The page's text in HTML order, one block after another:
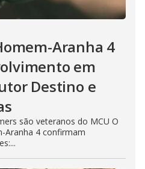
Aranha 4
em
Destino e
são veteranos do MCU O
Aranha 4 confirmam